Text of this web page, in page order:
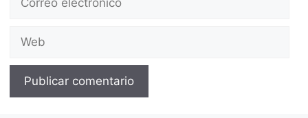
electrónico